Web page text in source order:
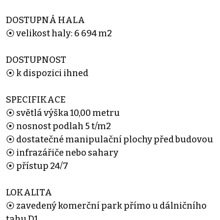
DOSTUPNÁ HALA
⦿ velikost haly: 6 694 m2
DOSTUPNOST
⦿ k dispozici ihned
SPECIFIKACE
⦿ světlá výška 10,00 metru
⦿ nosnost podlah 5 t/m2
⦿ dostatečné manipulační plochy před budovou
⦿ infrazářiče nebo sahary
⦿ přístup 24/7
LOKALITA
⦿ zavedený komerční park přímo u dálničního